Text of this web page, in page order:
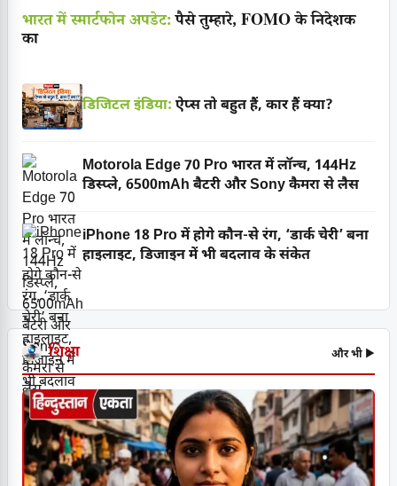
भारत में स्मार्टफोन अपडेट:पैसे तुम्हारे, FOMO के निदेशक
का
डिजिटल इंडिया: ऐप्स तो बहुत हैं, कार हैं क्या?
Motorola Edge 70 Pro भारत में लॉन्च, 144Hz
डिस्प्ले, 6500mAh बैटरी और Sony कैमरा से लैस
iPhone 18 Pro में होगे कौन-से रंग, ‘डार्क चेरी’ बना
हाइलाइट, डिजाइन में भी बदलाव के संकेत
शिक्षा और भी ▶